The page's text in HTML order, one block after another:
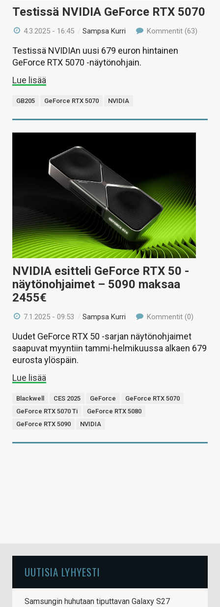
Testissä NVIDIA GeForce RTX 5070
4.3.2025 - 16:45 /Sampsa Kurri Kommentit (63)
Testissä NVIDIAn uusi 679 euron hintainen
GeForce RTX 5070 -näytönohjain.
Lue lisää
GB205 GeForce RTX 5070 NVIDIA
NVIDIA esitteli GeForce RTX 50 -
näytönohjaimet – 5090 maksaa
2455€
7.1.2025 - 09:53 /Sampsa Kurri Kommentit (0)
Uudet GeForce RTX 50 -sarjan näytönohjaimet
saapuvat myyntiin tammi-helmikuussa alkaen 679
eurosta ylöspäin.
Lue lisää
Blackwell CES 2025 GeForce
GeForce RTX 5070
GeForce RTX 5070 Ti
GeForce RTX 5080
GeForce RTX 5090
NVIDIA
UUTISIA LYHYESTI
Samsungin huhutaan tiputtavan Galaxy S27